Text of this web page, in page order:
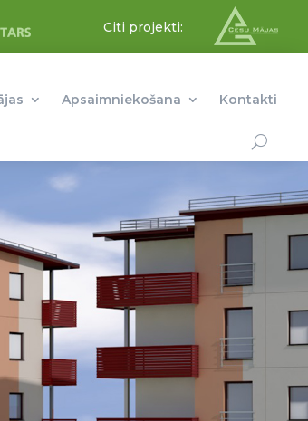
Citi projekti:
Apsaimniekošana Kontakti